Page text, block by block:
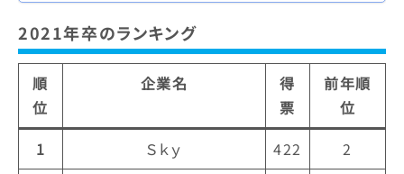
2021年卒のランキング
順
位
企業名
得
票
前年順
位
1
Ｓｋｙ 422
2